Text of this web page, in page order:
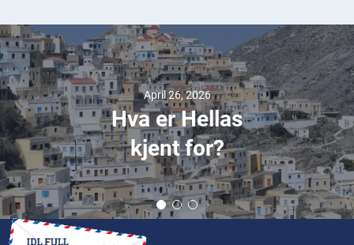
April 26, 2026
Hva er Hellas
kjent for?